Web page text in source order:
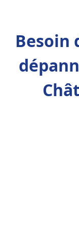
Besoin